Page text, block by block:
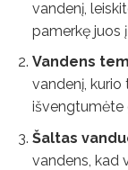
vandenį,
pamerkę juos
Vandens
vandenį, kurio
išvengtumėte
Šaltas
vandens, kad